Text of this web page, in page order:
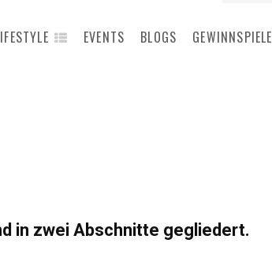
EVENTS BLOGS GEWINNSPIELE
in zwei Abschnitte gegliedert.